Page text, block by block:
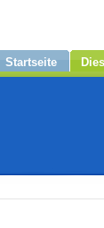
Startseite